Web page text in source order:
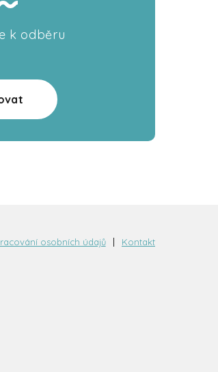
k odběru
osobních údajů Kontakt